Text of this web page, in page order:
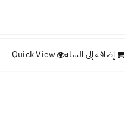
إضافة إلى السلة Quick View